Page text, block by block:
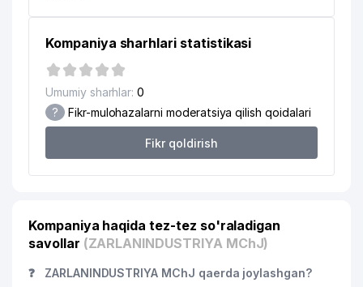
Kompaniya sharhlari statistikasi
Umumiy sharhlar: 0
? Fikr-mulohazalarni moderatsiya qilish qoidalari
Fikr qoldirish
Kompaniya haqida tez-tez so'raladigan
savollar (ZARLANINDUSTRIYA MChJ)
❓ ZARLANINDUSTRIYA MChJ qaerda joylashgan?